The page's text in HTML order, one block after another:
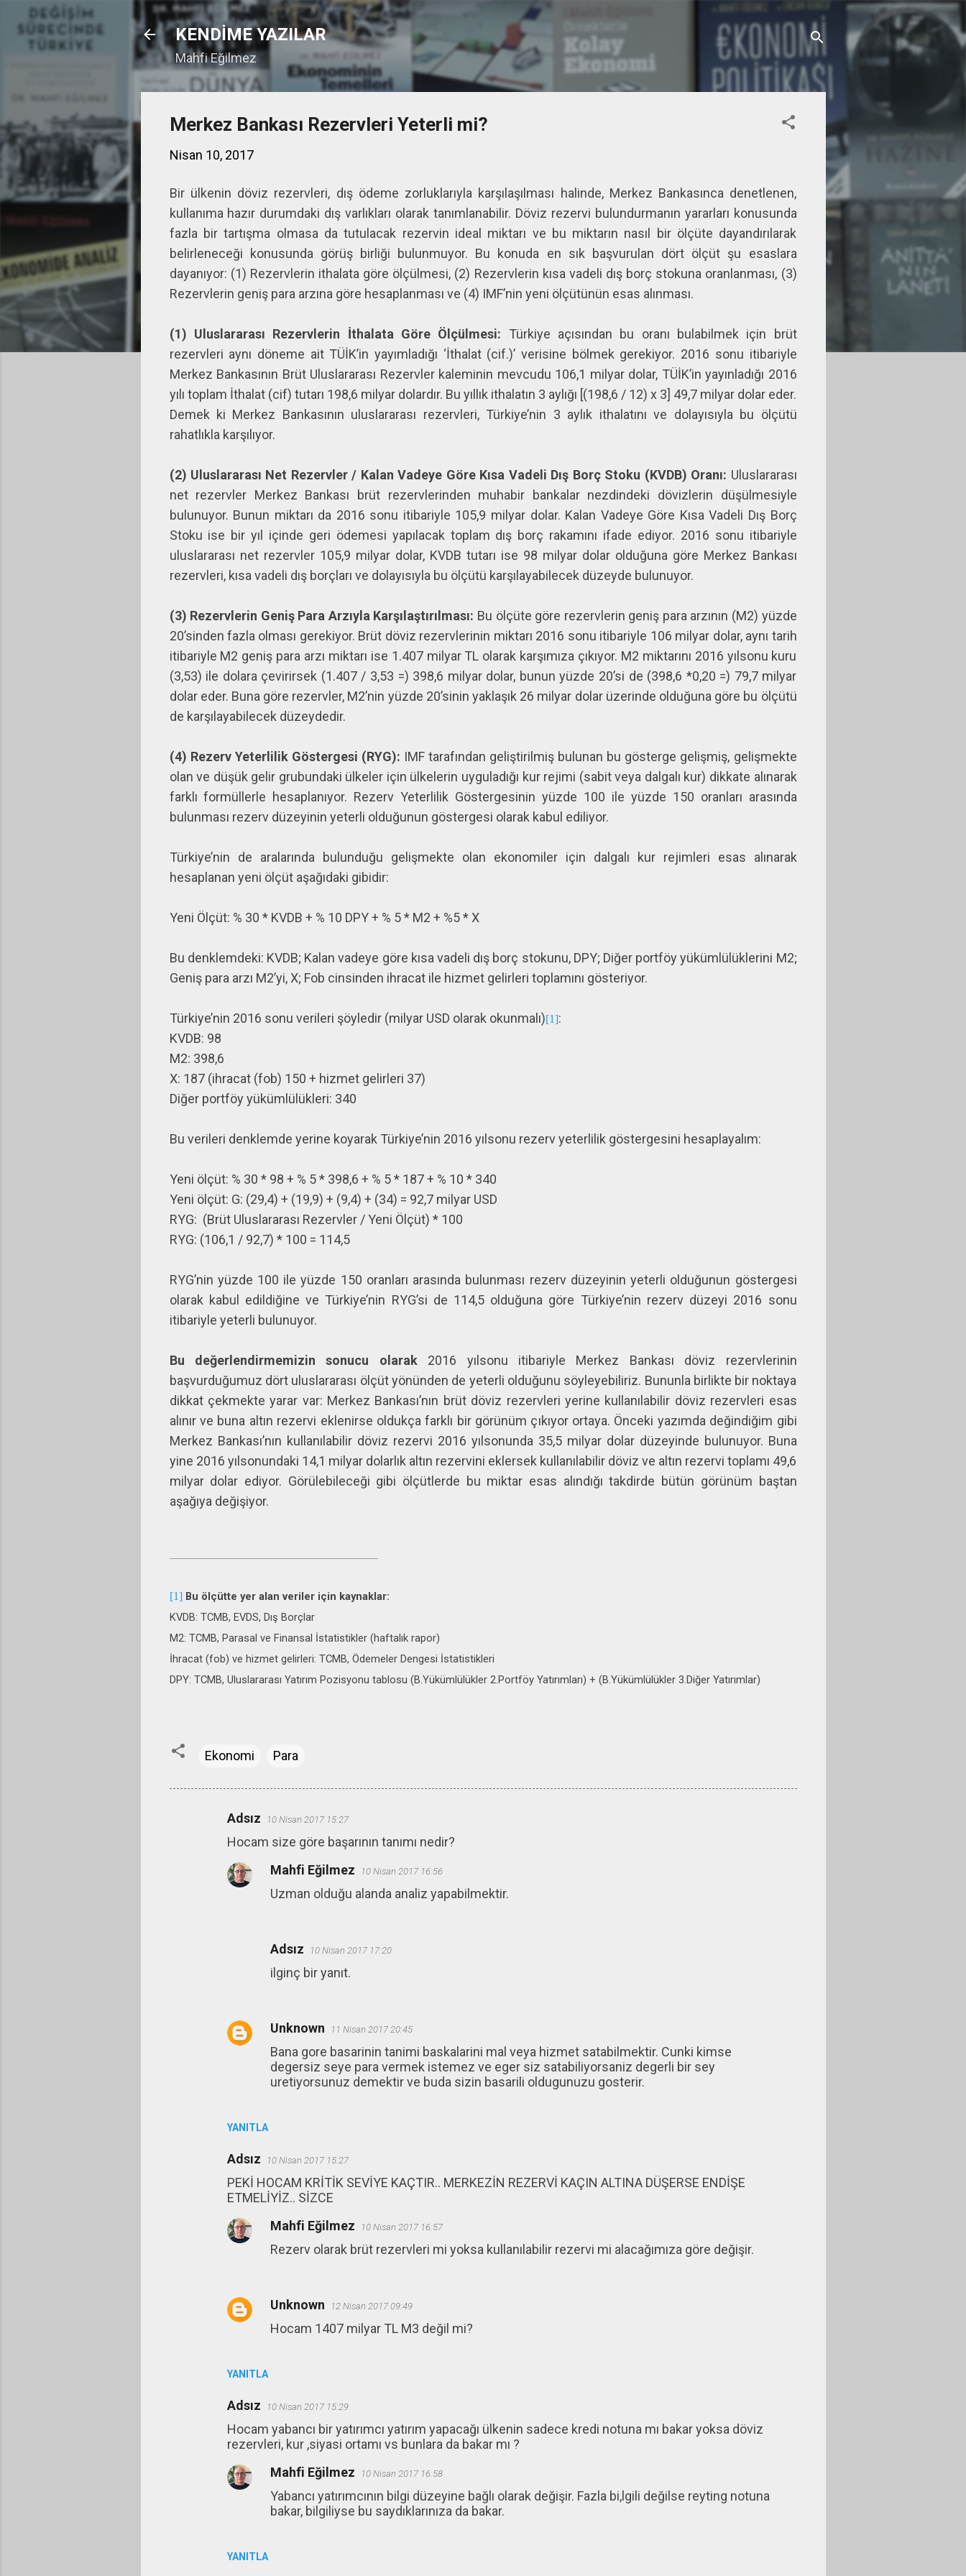
Ana içeriğe atla
KENDİME YAZILAR
Mahfi Eğilmez
Merkez Bankası Rezervleri Yeterli mi?
Nisan 10, 2017
Bir ülkenin döviz rezervleri, dış ödeme zorluklarıyla karşılaşılması halinde, Merkez Bankasınca denetlenen,
kullanıma hazır durumdaki dış varlıkları olarak tanımlanabilir. Döviz rezervi bulundurmanın yararları konusunda
fazla bir tartışma olmasa da tutulacak rezervin ideal miktarı ve bu miktarın nasıl bir ölçüte dayandırılarak
belirleneceği konusunda görüş birliği bulunmuyor. Bu konuda en sık başvurulan dört ölçüt şu esaslara
dayanıyor: (1) Rezervlerin ithalata göre ölçülmesi, (2) Rezervlerin kısa vadeli dış borç stokuna oranlanması, (3)
Rezervlerin geniş para arzına göre hesaplanması ve (4) IMF’nin yeni ölçütünün esas alınması.
(1) Uluslararası Rezervlerin İthalata Göre Ölçülmesi: Türkiye açısından bu oranı bulabilmek için brüt
rezervleri aynı döneme ait TÜİK’in yayımladığı ‘İthalat (cif.)’ verisine bölmek gerekiyor. 2016 sonu itibariyle
Merkez Bankasının Brüt Uluslararası Rezervler kaleminin mevcudu 106,1 milyar dolar, TÜİK’in yayınladığı 2016
yılı toplam İthalat (cif) tutarı 198,6 milyar dolardır. Bu yıllık ithalatın 3 aylığı [(198,6 / 12) x 3] 49,7 milyar dolar eder.
Demek ki Merkez Bankasının uluslararası rezervleri, Türkiye’nin 3 aylık ithalatını ve dolayısıyla bu ölçütü
rahatlıkla karşılıyor.
(2) Uluslararası Net Rezervler / Kalan Vadeye Göre Kısa Vadeli Dış Borç Stoku (KVDB) Oranı: Uluslararası
net rezervler Merkez Bankası brüt rezervlerinden muhabir bankalar nezdindeki dövizlerin düşülmesiyle
bulunuyor. Bunun miktarı da 2016 sonu itibariyle 105,9 milyar dolar. Kalan Vadeye Göre Kısa Vadeli Dış Borç
Stoku ise bir yıl içinde geri ödemesi yapılacak toplam dış borç rakamını ifade ediyor. 2016 sonu itibariyle
uluslararası net rezervler 105,9 milyar dolar, KVDB tutarı ise 98 milyar dolar olduğuna göre Merkez Bankası
rezervleri, kısa vadeli dış borçları ve dolayısıyla bu ölçütü karşılayabilecek düzeyde bulunuyor.
(3) Rezervlerin Geniş Para Arzıyla Karşılaştırılması: Bu ölçüte göre rezervlerin geniş para arzının (M2) yüzde
20’sinden fazla olması gerekiyor. Brüt döviz rezervlerinin miktarı 2016 sonu itibariyle 106 milyar dolar, aynı tarih
itibariyle M2 geniş para arzı miktarı ise 1.407 milyar TL olarak karşımıza çıkıyor. M2 miktarını 2016 yılsonu kuru
(3,53) ile dolara çevirirsek (1.407 / 3,53 =) 398,6 milyar dolar, bunun yüzde 20’si de (398,6 *0,20 =) 79,7 milyar
dolar eder. Buna göre rezervler, M2’nin yüzde 20’sinin yaklaşık 26 milyar dolar üzerinde olduğuna göre bu ölçütü
de karşılayabilecek düzeydedir.
(4) Rezerv Yeterlilik Göstergesi (RYG): IMF tarafından geliştirilmiş bulunan bu gösterge gelişmiş, gelişmekte
olan ve düşük gelir grubundaki ülkeler için ülkelerin uyguladığı kur rejimi (sabit veya dalgalı kur) dikkate alınarak
farklı formüllerle hesaplanıyor. Rezerv Yeterlilik Göstergesinin yüzde 100 ile yüzde 150 oranları arasında
bulunması rezerv düzeyinin yeterli olduğunun göstergesi olarak kabul ediliyor.
Türkiye’nin de aralarında bulunduğu gelişmekte olan ekonomiler için dalgalı kur rejimleri esas alınarak
hesaplanan yeni ölçüt aşağıdaki gibidir:
Yeni Ölçüt: % 30 * KVDB + % 10 DPY + % 5 * M2 + %5 * X
Bu denklemdeki: KVDB; Kalan vadeye göre kısa vadeli dış borç stokunu, DPY; Diğer portföy yükümlülüklerini M2;
Geniş para arzı M2’yi, X; Fob cinsinden ihracat ile hizmet gelirleri toplamını gösteriyor.
Türkiye’nin 2016 sonu verileri şöyledir (milyar USD olarak okunmalı)[1]:
KVDB: 98
M2: 398,6
X: 187 (ihracat (fob) 150 + hizmet gelirleri 37)
Diğer portföy yükümlülükleri: 340
Bu verileri denklemde yerine koyarak Türkiye’nin 2016 yılsonu rezerv yeterlilik göstergesini hesaplayalım:
Yeni ölçüt: % 30 * 98 + % 5 * 398,6 + % 5 * 187 + % 10 * 340
Yeni ölçüt: G: (29,4) + (19,9) + (9,4) + (34) = 92,7 milyar USD
RYG: (Brüt Uluslararası Rezervler / Yeni Ölçüt) * 100
RYG: (106,1 / 92,7) * 100 = 114,5
RYG’nin yüzde 100 ile yüzde 150 oranları arasında bulunması rezerv düzeyinin yeterli olduğunun göstergesi
olarak kabul edildiğine ve Türkiye’nin RYG’si de 114,5 olduğuna göre Türkiye’nin rezerv düzeyi 2016 sonu
itibariyle yeterli bulunuyor.
Bu değerlendirmemizin sonucu olarak2016 yılsonu itibariyle Merkez Bankası döviz rezervlerinin
başvurduğumuz dört uluslararası ölçüt yönünden de yeterli olduğunu söyleyebiliriz. Bununla birlikte bir noktaya
dikkat çekmekte yarar var: Merkez Bankası’nın brüt döviz rezervleri yerine kullanılabilir döviz rezervleri esas
alınır ve buna altın rezervi eklenirse oldukça farklı bir görünüm çıkıyor ortaya. Önceki yazımda değindiğim gibi
Merkez Bankası’nın kullanılabilir döviz rezervi 2016 yılsonunda 35,5 milyar dolar düzeyinde bulunuyor. Buna
yine 2016 yılsonundaki 14,1 milyar dolarlık altın rezervini eklersek kullanılabilir döviz ve altın rezervi toplamı 49,6
milyar dolar ediyor. Görülebileceği gibi ölçütlerde bu miktar esas alındığı takdirde bütün görünüm baştan
aşağıya değişiyor.
[1] Bu ölçütte yer alan veriler için kaynaklar:
KVDB: TCMB, EVDS, Dış Borçlar
M2: TCMB, Parasal ve Finansal İstatistikler (haftalık rapor)
İhracat (fob) ve hizmet gelirleri: TCMB, Ödemeler Dengesi İstatistikleri
DPY: TCMB, Uluslararası Yatırım Pozisyonu tablosu (B.Yükümlülükler 2.Portföy Yatırımları) + (B.Yükümlülükler 3.Diğer Yatırımlar)
Ekonomi Para
Adsız 10 Nisan 2017 15:27
Hocam size göre başarının tanımı nedir?
YANITLA
Mahfi Eğilmez 10 Nisan 2017 16:56
Uzman olduğu alanda analiz yapabilmektir.
Adsız 10 Nisan 2017 17:20
ilginç bir yanıt.
Unknown 11 Nisan 2017 20:45
Bana gore basarinin tanimi baskalarini mal veya hizmet satabilmektir. Cunki kimse
degersiz seye para vermek istemez ve eger siz satabiliyorsaniz degerli bir sey
uretiyorsunuz demektir ve buda sizin basarili oldugunuzu gosterir.
Adsız 10 Nisan 2017 15:27
PEKİ HOCAM KRİTİK SEVİYE KAÇTIR.. MERKEZİN REZERVİ KAÇIN ALTINA DÜŞERSE ENDİŞE
ETMELİYİZ.. SİZCE
YANITLA
Mahfi Eğilmez 10 Nisan 2017 16:57
Rezerv olarak brüt rezervleri mi yoksa kullanılabilir rezervi mi alacağımıza göre değişir.
Unknown 12 Nisan 2017 09:49
Hocam 1407 milyar TL M3 değil mi?
Adsız 10 Nisan 2017 15:29
Hocam yabancı bir yatırımcı yatırım yapacağı ülkenin sadece kredi notuna mı bakar yoksa döviz
rezervleri, kur ,siyasi ortamı vs bunlara da bakar mı ?
YANITLA
Mahfi Eğilmez 10 Nisan 2017 16:58
Yabancı yatırımcının bilgi düzeyine bağlı olarak değişir. Fazla bi,lgili değilse reyting notuna
bakar, bilgiliyse bu saydıklarınıza da bakar.